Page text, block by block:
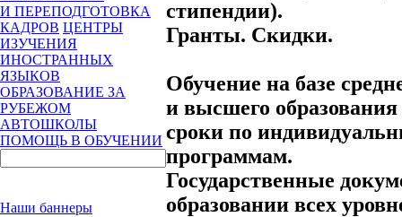
И ПЕРЕПОДГОТОВКА
КАДРОВ ЦЕНТРЫ
ИЗУЧЕНИЯ
ИНОСТРАННЫХ
ЯЗЫКОВ
ОБРАЗОВАНИЕ ЗА
РУБЕЖОМ
АВТОШКОЛЫ
ПОМОЩЬ В ОБУЧЕНИИ
Наши баннеры
стипендии).
Гранты. Скидки.
Обучение на базе
и высшего
сроки по
программам.
Государственные
образовании всех